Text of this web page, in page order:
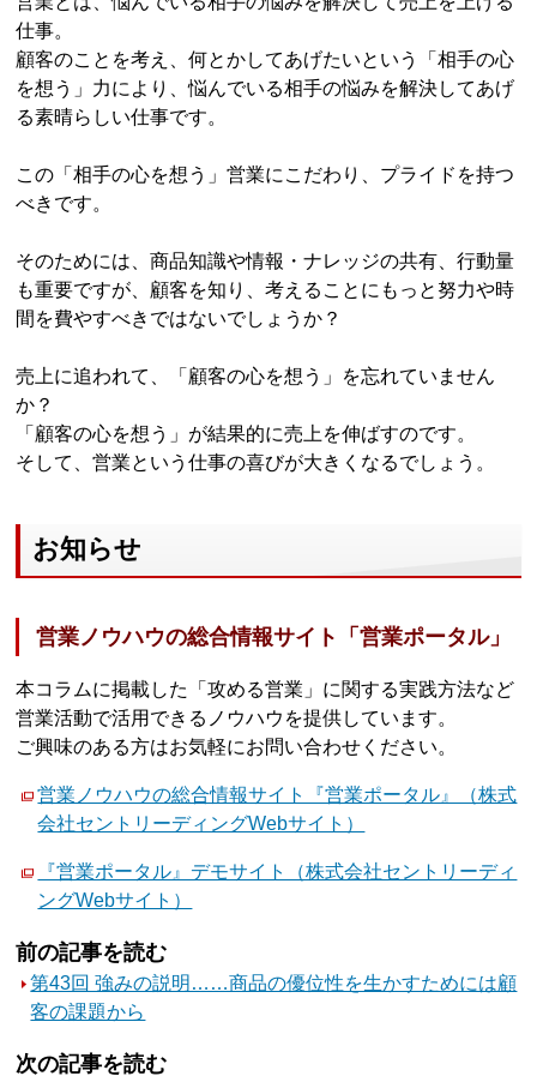
仕事。
顧客のことを考え、何とかしてあげたいという「相手の心
を想う」力により、悩んでいる相手の悩みを解決してあげ
る素晴らしい仕事です。
この「相手の心を想う」営業にこだわり、プライドを持つ
べきです。
そのためには、商品知識や情報・ナレッジの共有、行動量
も重要ですが、顧客を知り、考えることにもっと努力や時
間を費やすべきではないでしょうか？
売上に追われて、「顧客の心を想う」を忘れていません
か？
「顧客の心を想う」が結果的に売上を伸ばすのです。
そして、営業という仕事の喜びが大きくなるでしょう。
お知らせ
営業ノウハウの総合情報サイト「営業ポータル」
本コラムに掲載した「攻める営業」に関する実践方法など
営業活動で活用できるノウハウを提供しています。
ご興味のある方はお気軽にお問い合わせください。
営業ノウハウの総合情報サイト『営業ポータル』（株式
会社セントリーディングWebサイト）
『営業ポータル』デモサイト（株式会社セントリーディ
ングWebサイト）
前の記事を読む
第43回 強みの説明……商品の優位性を生かすためには顧
客の課題から
次の記事を読む